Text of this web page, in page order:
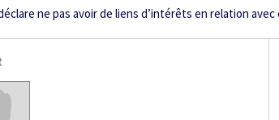
ne pas avoir de liens d’intérêts en relation